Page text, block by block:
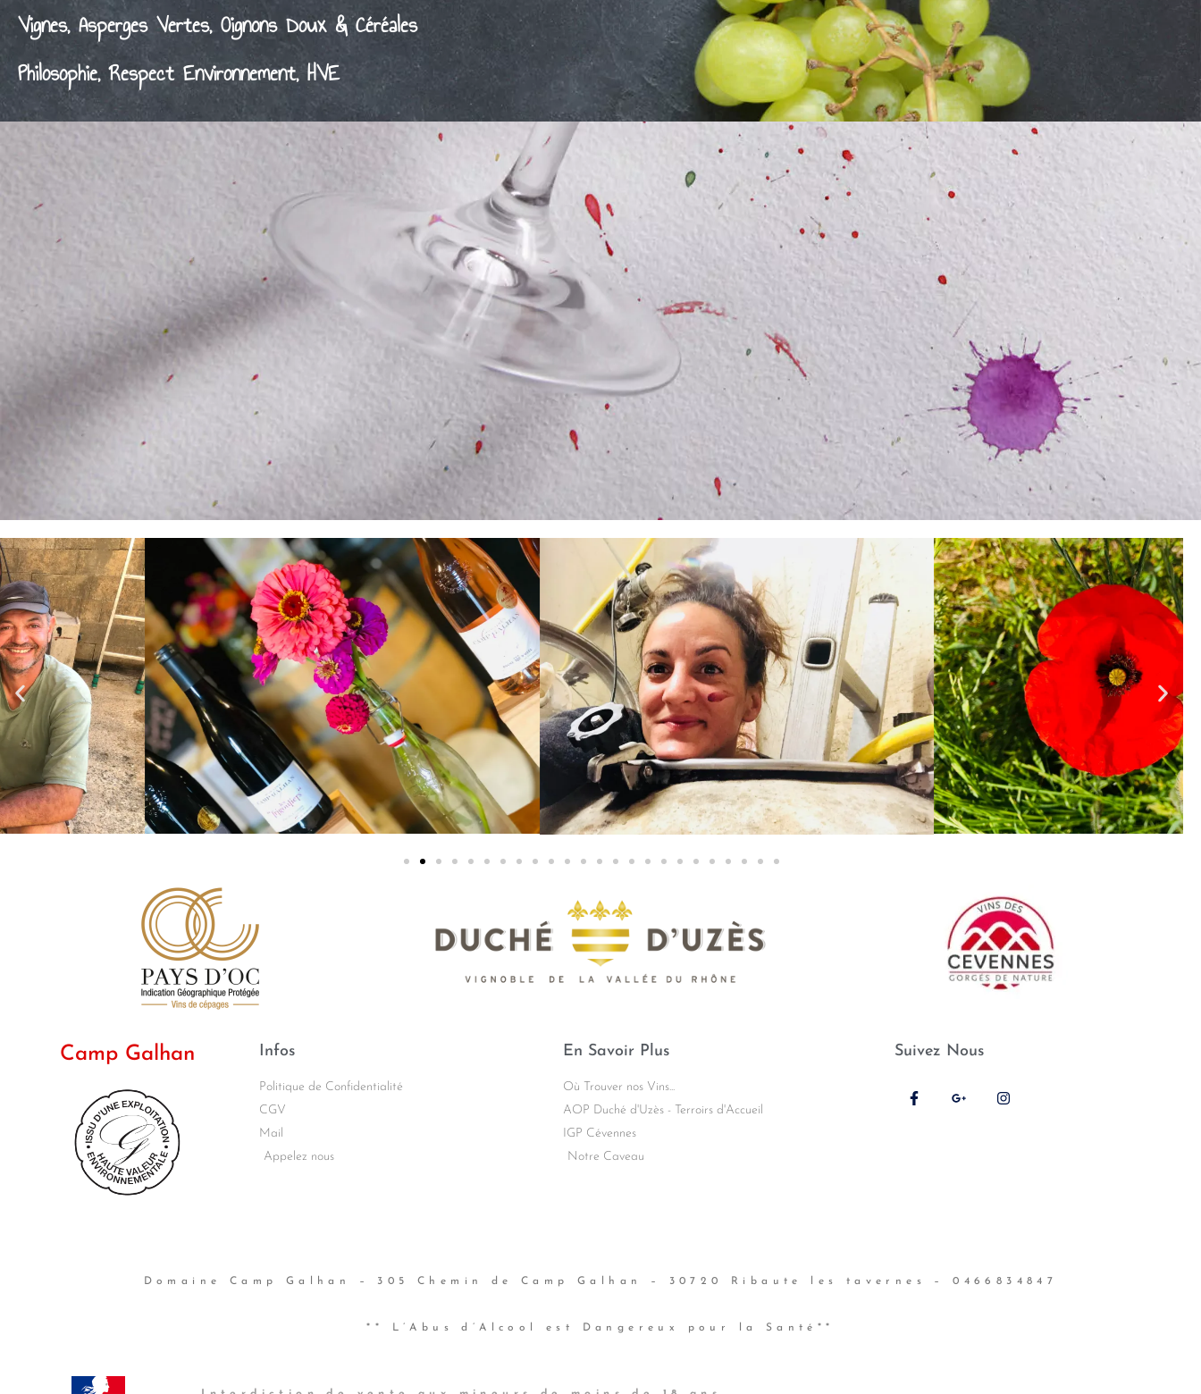
Vignes,AspergesVertes,OignonsDoux & Céréales
Philosophie, Respect Environnement,HVE
Camp Galhan Infos
Politique de Confidentialité
CGV
Mail
Appelez nous
En Savoir Plus
Où Trouver nos Vins...
AOP Duché d'Uzès - Terroirs d'Accueil
IGP Cévennes
Notre Caveau
Suivez Nous
Domaine Camp Galhan – 305 Chemin de Camp Galhan – 30720 Ribaute les tavernes – 0466834847
** L’Abus d’Alcool est Dangereux pour la Santé**